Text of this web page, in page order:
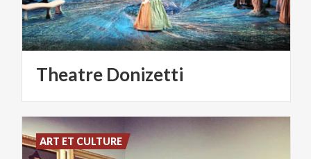
Theatre Donizetti
ART ET CULTURE